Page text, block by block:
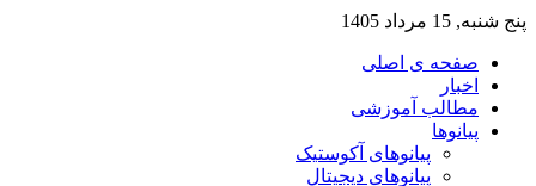
پنج شنبه, 15 مرداد 1405
صفحه ی اصلی
اخبار
مطالب آموزشی
پیانوها
پیانوهای آکوستیک
پیانوهای دیجیتال